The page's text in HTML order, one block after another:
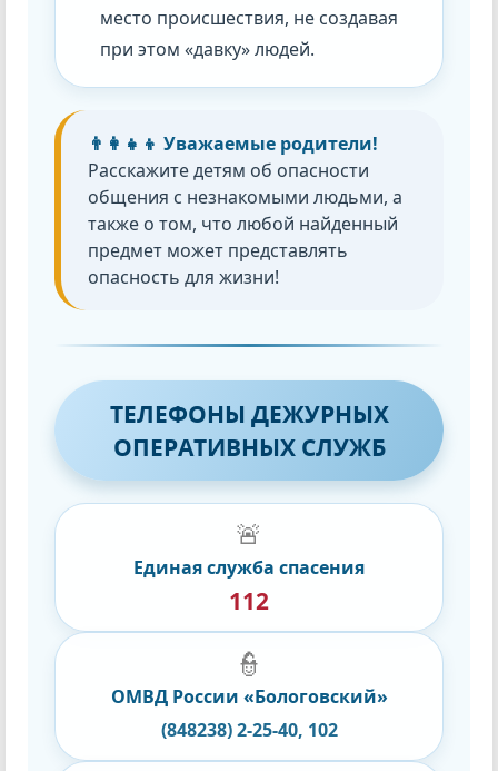
место происшествия, не создавая
при этом «давку» людей.
👨‍👩‍👧‍👦 Уважаемые родители!
Расскажите детям об опасности
общения с незнакомыми людьми, а
также о том, что любой найденный
предмет может представлять
опасность для жизни!
ТЕЛЕФОНЫ ДЕЖУРНЫХ
ОПЕРАТИВНЫХ СЛУЖБ
🚨
Единая служба спасения
112
👮
ОМВД России «Бологовский»
(848238) 2-25-40, 102